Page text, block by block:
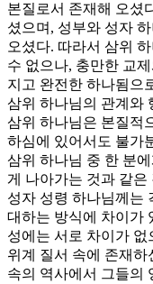
본질로서 존재해 오셨
셨으며, 성부와 성자
오셨다. 따라서 삼위
수 없으나, 충만한 교
지고 완전한 하나됨으
삼위 하나님의 관계와
삼위 하나님은 본질적
하심에 있어서도 불가
삼위 하나님 중 한 분
게 나아가는 것과 같은
성자 성령 하나님께는
대하는 방식에 차이가
성에는 서로 차이가
위계 질서 속에 존재
속의 역사에서 그들의